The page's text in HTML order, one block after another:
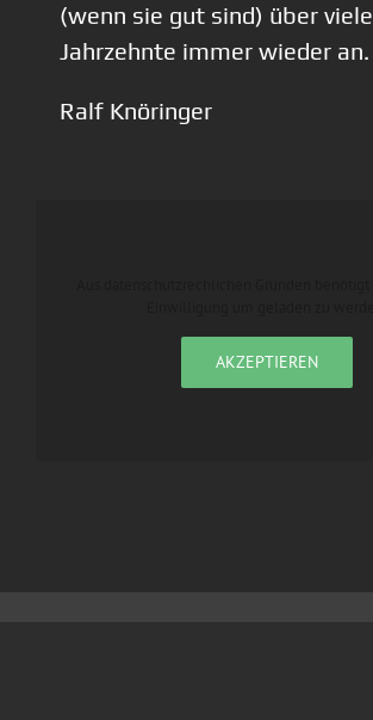
(wenn sie gut sind) über viele
Jahrzehnte immer wieder an.
Ralf Knöringer
AKZEPTIEREN